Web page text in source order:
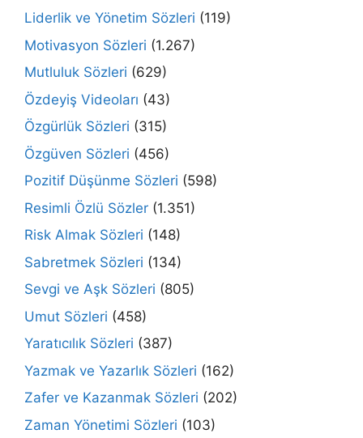
Liderlik ve Yönetim Sözleri (119)
Motivasyon Sözleri (1.267)
Mutluluk Sözleri (629)
Özdeyiş Videoları (43)
Özgürlük Sözleri (315)
Özgüven Sözleri (456)
Pozitif Düşünme Sözleri (598)
Resimli Özlü Sözler (1.351)
Risk Almak Sözleri (148)
Sabretmek Sözleri (134)
Sevgi ve Aşk Sözleri (805)
Umut Sözleri (458)
Yaratıcılık Sözleri (387)
Yazmak ve Yazarlık Sözleri (162)
Zafer ve Kazanmak Sözleri (202)
Zaman Yönetimi Sözleri (103)